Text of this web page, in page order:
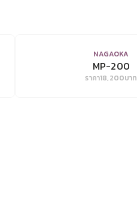
VIEW
NAGAOKA
MP-200
ราคา18,200บาท